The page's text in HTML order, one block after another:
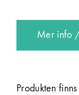
Mer info
Produkten